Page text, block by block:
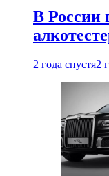
В России
2 года спустя2